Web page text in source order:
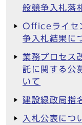
般競争入札落
Officeライセ
争入札結果に
業務プロセス
託に関する公
いて
建設緑政局指
入札公表につ